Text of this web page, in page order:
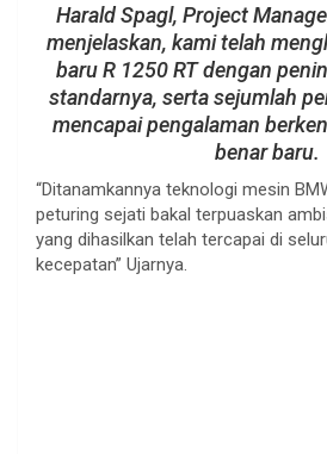
Harald Spagl, Project
menjelaskan, kami telah
baru R 1250 RT dengan
standarnya, serta sejumlah
mencapai pengalaman
benar baru.
“Ditanamkannya teknologi mesin
peturing sejati bakal terpuaskan
yang dihasilkan telah tercapai di
kecepatan” Ujarnya.